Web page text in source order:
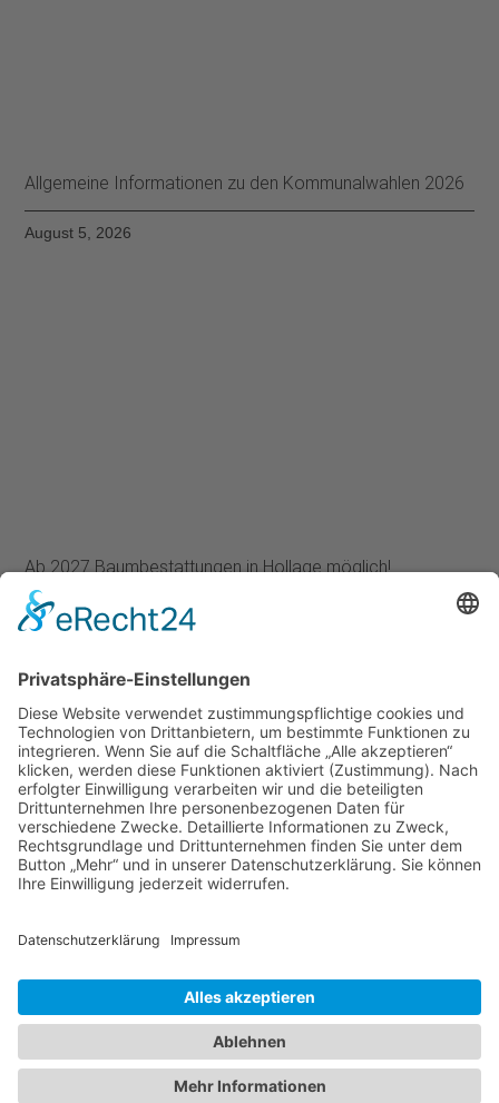
Allgemeine Informationen zu den Kommunalwahlen 2026
August 5, 2026
Ab 2027 Baumbestattungen in Hollage möglich!
Juli 14, 2026
Impressum Datenschutzerklärung
Startseite Ziele
Im Rat
Im Verein
info@cdw-wallenhorst.de
© All Rights Reserved 2025